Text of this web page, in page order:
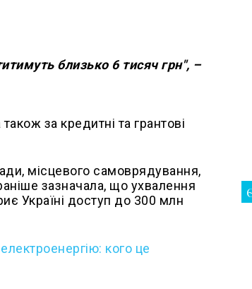
близько 6 тисяч грн", –
за кредитні та грантові
місцевого самоврядування,
зазначала, що ухвалення
Україні доступ до 300 млн
кого це